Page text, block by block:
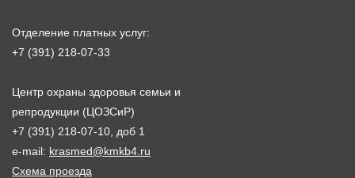
Отделение платных услуг:
+7 (391) 218-07-33
Центр охраны здоровья семьи и
репродукции (ЦОЗСиР)
+7 (391) 218-07-10, доб 1
e-mail: krasmed@kmkb4.ru
Схема проезда